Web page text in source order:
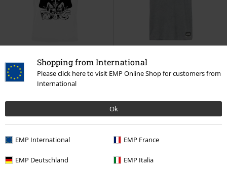
Shopping from International
Please click here to visit EMP Online Shop for customers from
International
Ok
EMP International EMP France
EMP Deutschland EMP Italia
Kč 549,00
Darth Vader - Inked Helmet
Kč 409,00